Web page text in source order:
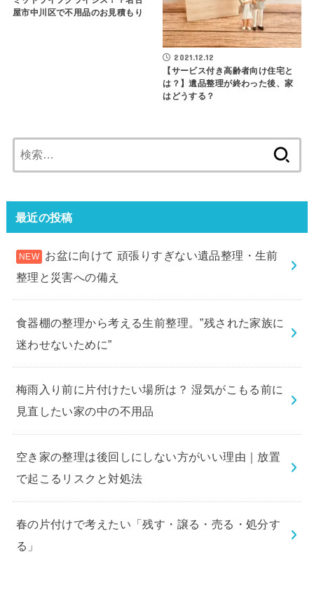
屋市中川区で不用品のお見積もり
2021.12.12
【サービス付き高齢者向け住宅と
は？】遺品整理が終わった後、家
はどうする？
索:
最近の投稿
お盆に向けて 頑張りすぎない遺品整理・生前
整理と災害への備え
食器棚の整理から考える生前整理。”残された家族に
迷わせないために”
梅雨入り前に片付けたい場所は？ 湿気がこもる前に
見直したい家の中の不用品
空き家の整理は後回しにしない方がいい理由｜放置
で起こるリスクと対処法
春の片付けで考えたい「残す・譲る・売る・処分す
る」